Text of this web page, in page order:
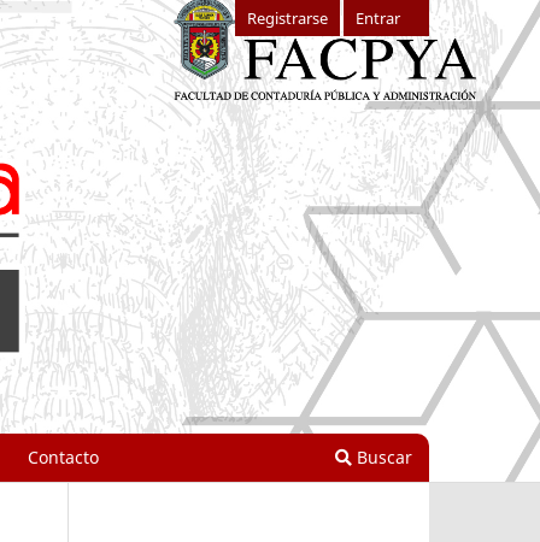
Contacto Buscar
Registrarse Entrar